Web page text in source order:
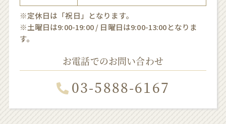
※定休日は「祝日」となります。
※土曜日は9:00-19:00 / 日曜日は9:00-13:00となりま
す。
お電話でのお問い合わせ
03-5888-6167